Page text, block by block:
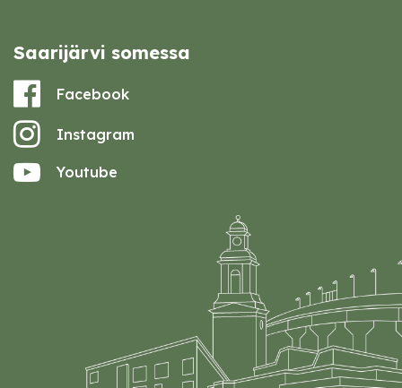
Saarijärvi somessa
Facebook
Instagram
Youtube